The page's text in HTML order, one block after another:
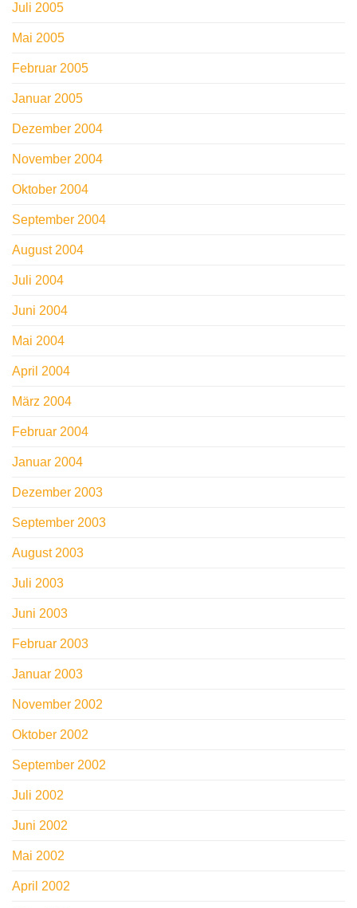
Juli 2005
Mai 2005
Februar 2005
Januar 2005
Dezember 2004
November 2004
Oktober 2004
September 2004
August 2004
Juli 2004
Juni 2004
Mai 2004
April 2004
März 2004
Februar 2004
Januar 2004
Dezember 2003
September 2003
August 2003
Juli 2003
Juni 2003
Februar 2003
Januar 2003
November 2002
Oktober 2002
September 2002
Juli 2002
Juni 2002
Mai 2002
April 2002